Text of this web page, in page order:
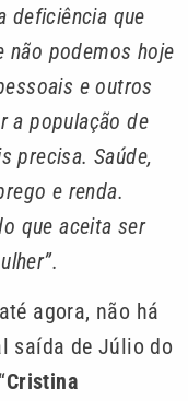
deficiência que
não podemos hoje
e outros
a população de
precisa. Saúde,
e renda.
que aceita ser
agora, não há
saída de Júlio do
Cristina